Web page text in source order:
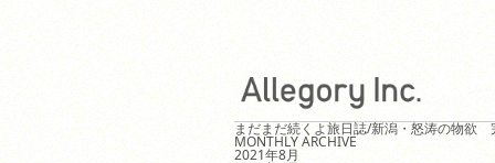
まだまだ続くよ旅日誌/新潟・怒涛の物欲
MONTHLY ARCHIVE
2021年8月